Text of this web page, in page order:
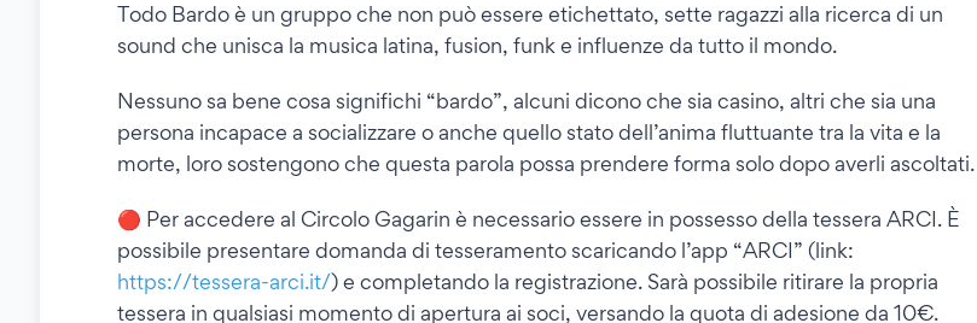
Todo Bardo è un gruppo che non può essere etichettato, sette ragazzi alla ricerca di un
sound che unisca la musica latina, fusion, funk e influenze da tutto il mondo.
Nessuno sa bene cosa significhi “bardo”, alcuni dicono che sia casino, altri che sia una
persona incapace a socializzare o anche quello stato dell’anima fluttuante tra la vita e la
morte, loro sostengono che questa parola possa prendere forma solo dopo averli ascoltati.
🔴 Per accedere al Circolo Gagarin è necessario essere in possesso della tessera ARCI. È
possibile presentare domanda di tesseramento scaricando l’app “ARCI” (link:
https://tessera-arci.it/) e completando la registrazione. Sarà possibile ritirare la propria
tessera in qualsiasi momento di apertura ai soci, versando la quota di adesione da 10€.